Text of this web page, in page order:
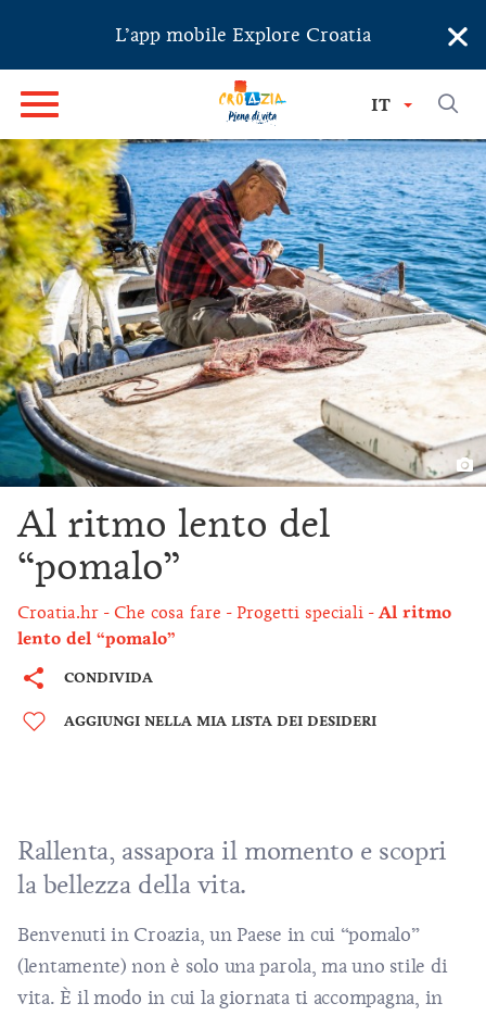
L’app mobile Explore Croatia ×
IT
Al ritmo lento del
“pomalo”
Croatia.hr Che cosa fare Progetti speciali
Al ritmo
lento del “pomalo”
CONDIVIDA
AGGIUNGI NELLA MIA LISTA DEI DESIDERI
Rallenta, assapora il momento e scopri
la bellezza della vita.
Benvenuti in Croazia, un Paese in cui “pomalo”
(lentamente) non è solo una parola, ma uno stile di
vita. È il modo in cui la giornata ti accompagna, in